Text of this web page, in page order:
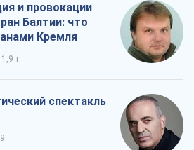
и провокации
Балтии: что
Кремля
1,9 т.
спектакль